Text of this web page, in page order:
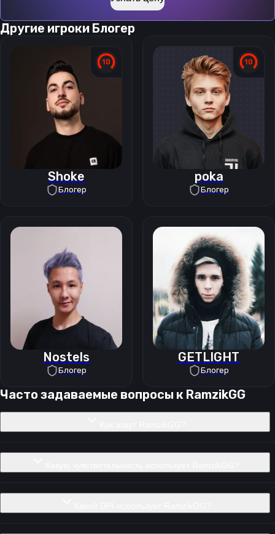
Другие игроки Блогер
Shoke
Блогер
poka
Блогер
Nostels
Блогер
GETLIGHT
Блогер
Часто задаваемые вопросы к RamzikGG